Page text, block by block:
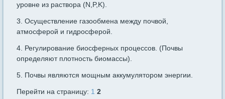
уровне из раствора (N,P,K).
3. Осуществление газообмена между почвой,
атмосферой и гидросферой.
4. Регулирование биосферных процессов. (Почвы
определяют плотность биомассы).
5. Почвы являются мощным аккумулятором энергии.
Перейти на страницу: 1 2